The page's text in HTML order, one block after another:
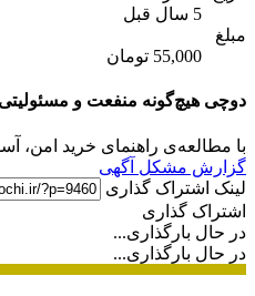
5 سال قبل
مبلغ
55,000 تومان
دوچی هیچ‌گونه منفعت و مسئولیتی
با مطالعه‌ی راهنمای خرید امن،
گزارش مشکل آگهی
لینک اشتراک گذاری
اشتراک گذاری
در حال بارگذاری...
در حال بارگذاری...